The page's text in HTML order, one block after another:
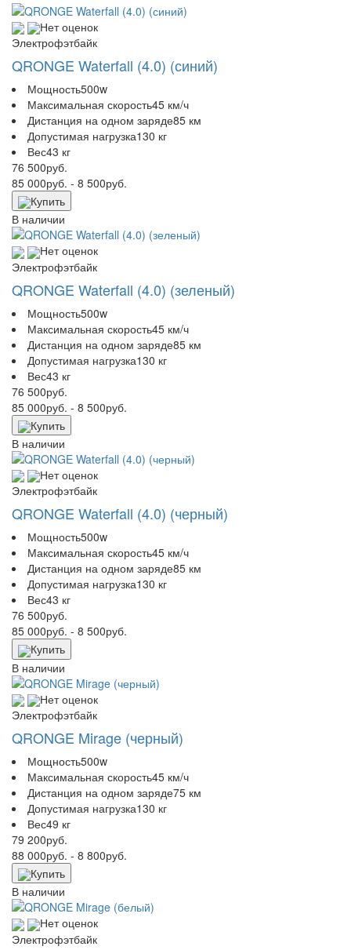
Нет оценок
Электрофэтбайк
QRONGE Waterfall (4.0) (синий)
Мощность500w
Максимальная скорость45 км/ч
Дистанция на одном заряде85 км
Допустимая нагрузка130 кг
Вес43 кг
76 500руб.
85 000руб. - 8 500руб.
Купить
В наличии
Нет оценок
Электрофэтбайк
QRONGE Waterfall (4.0) (зеленый)
Мощность500w
Максимальная скорость45 км/ч
Дистанция на одном заряде85 км
Допустимая нагрузка130 кг
Вес43 кг
76 500руб.
85 000руб. - 8 500руб.
Купить
В наличии
Нет оценок
Электрофэтбайк
QRONGE Waterfall (4.0) (черный)
Мощность500w
Максимальная скорость45 км/ч
Дистанция на одном заряде85 км
Допустимая нагрузка130 кг
Вес43 кг
76 500руб.
85 000руб. - 8 500руб.
Купить
В наличии
Нет оценок
Электрофэтбайк
QRONGE Mirage (черный)
Мощность500w
Максимальная скорость45 км/ч
Дистанция на одном заряде75 км
Допустимая нагрузка130 кг
Вес49 кг
79 200руб.
88 000руб. - 8 800руб.
Купить
В наличии
Нет оценок
Электрофэтбайк